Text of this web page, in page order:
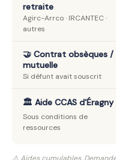
retraite
Agirc-Arrco · IRCANTEC ·
autres
🤝 Contrat obsèques /
mutuelle
Si défunt avait souscrit
🏛️ Aide CCAS d'Éragny
Sous conditions de
ressources